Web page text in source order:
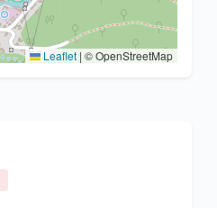
Leaflet | © OpenStreetMap